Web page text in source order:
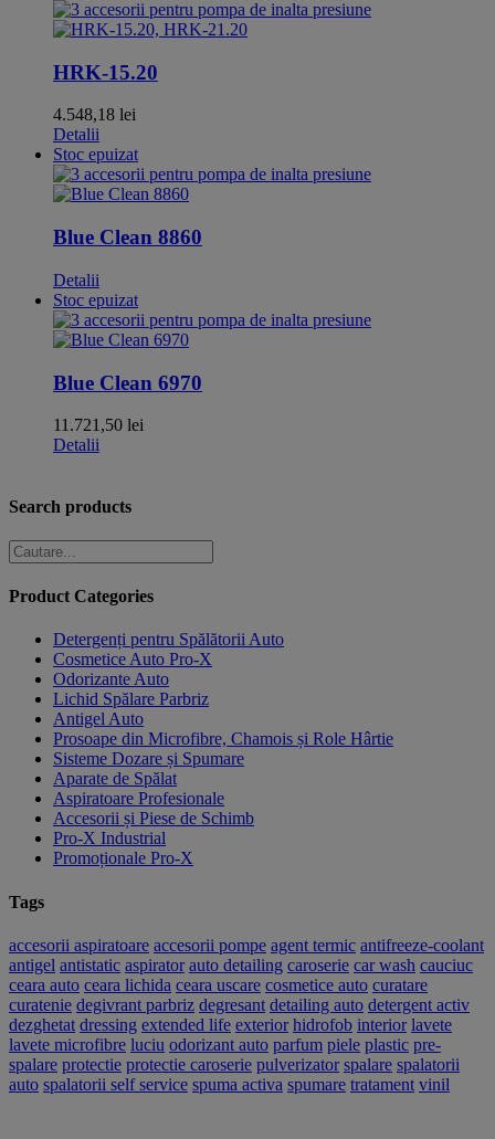
HRK-15.20
4.548,18 lei
Detalii
Stoc epuizat
Blue Clean 8860
Detalii
Stoc epuizat
Blue Clean 6970
11.721,50 lei
Detalii
Search products
Product Categories
Detergenți pentru Spălătorii Auto
Cosmetice Auto Pro-X
Odorizante Auto
Lichid Spălare Parbriz
Antigel Auto
Prosoape din Microfibre, Chamois și Role Hârtie
Sisteme Dozare și Spumare
Aparate de Spălat
Aspiratoare Profesionale
Accesorii și Piese de Schimb
Pro-X Industrial
Promoționale Pro-X
Tags
accesorii aspiratoare accesorii pompe agent termic antifreeze-coolant
antigel antistatic aspirator auto detailing caroserie car wash cauciuc
ceara auto ceara lichida ceara uscare cosmetice auto curatare
curatenie degivrant parbriz degresant detailing auto detergent activ
dezghetat dressing extended life exterior hidrofob interior lavete
lavete microfibre luciu odorizant auto parfum piele plastic pre-
spalare protectie protectie caroserie pulverizator spalare spalatorii
auto spalatorii self service spuma activa spumare tratament vinil